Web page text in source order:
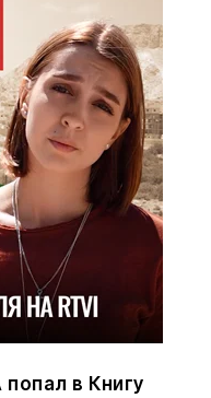
в Книгу